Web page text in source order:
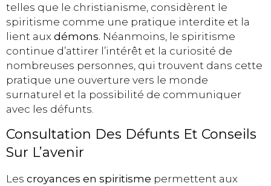
telles que le christianisme, considèrent le
spiritisme comme une pratique interdite et la
lient aux démons. Néanmoins, le spiritisme
continue d’attirer l’intérêt et la curiosité de
nombreuses personnes, qui trouvent dans cette
pratique une ouverture vers le monde
surnaturel et la possibilité de communiquer
avec les défunts.
Consultation Des Défunts Et Conseils
Sur L’avenir
Les croyances en spiritisme permettent aux